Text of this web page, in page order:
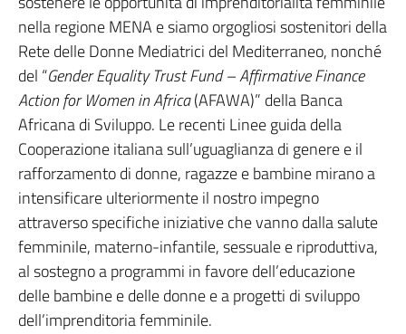
nella regione MENA e siamo orgogliosi sostenitori della
Rete delle Donne Mediatrici del Mediterraneo, nonché
del “Gender Equality Trust Fund – Affirmative Finance
Action for Women in Africa(AFAWA)” della Banca
Africana di Sviluppo. Le recenti Linee guida della
Cooperazione italiana sull’uguaglianza di genere e il
rafforzamento di donne, ragazze e bambine mirano a
intensificare ulteriormente il nostro impegno
attraverso specifiche iniziative che vanno dalla salute
femminile, materno-infantile, sessuale e riproduttiva,
al sostegno a programmi in favore dell’educazione
delle bambine e delle donne e a progetti di sviluppo
dell’imprenditoria femminile.